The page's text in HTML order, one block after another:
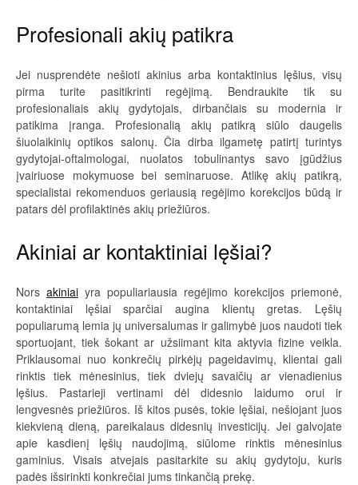
Profesionali akių patikra
Jei nusprendėte nešioti akinius arba kontaktinius lęšius, visų
pirma turite pasitikrinti regėjimą. Bendraukite tik su
profesionaliais akių gydytojais, dirbančiais su modernia ir
patikima įranga. Profesionalią akių patikrą siūlo daugelis
šiuolaikinių optikos salonų. Čia dirba ilgametę patirtį turintys
gydytojai-oftalmologai, nuolatos tobulinantys savo įgūdžius
įvairiuose mokymuose bei seminaruose. Atlikę akių patikrą,
specialistai rekomenduos geriausią regėjimo korekcijos būdą ir
patars dėl profilaktinės akių priežiūros.
Akiniai ar kontaktiniai lęšiai?
Nors akiniai yra populiariausia regėjimo korekcijos priemonė,
kontaktiniai lęšiai sparčiai augina klientų gretas. Lęšių
populiarumą lemia jų universalumas ir galimybė juos naudoti tiek
sportuojant, tiek šokant ar užsiimant kita aktyvia fizine veikla.
Priklausomai nuo konkrečių pirkėjų pageidavimų, klientai gali
rinktis tiek mėnesinius, tiek dviejų savaičių ar vienadienius
lęšius. Pastarieji vertinami dėl didesnio laidumo orui ir
lengvesnės priežiūros. Iš kitos pusės, tokie lęšiai, nešiojant juos
kiekvieną dieną, pareikalaus didesnių investicijų. Jei galvojate
apie kasdienį lęšių naudojimą, siūlome rinktis mėnesinius
gaminius. Visais atvejais pasitarkite su akių gydytoju, kuris
padės išsirinkti konkrečiai jums tinkančią prekę.